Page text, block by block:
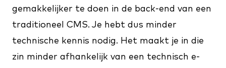
gemakkelijker te doen in de back-end van een
traditioneel CMS. Je hebt dus minder
technische kennis nodig. Het maakt je in die
zin minder afhankelijk van een technisch e-